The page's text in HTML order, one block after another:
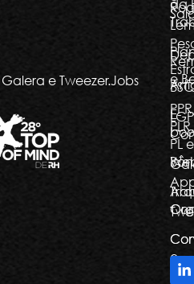
e Tweezer.Jobs
e
PLR,
PL e
e
da
E-